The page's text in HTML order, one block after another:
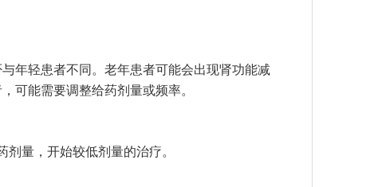
年轻患者不同。老年患者可能会出现肾功能减
可能需要调整给药剂量或频率。
量，开始较低剂量的治疗。